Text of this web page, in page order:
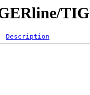
Description